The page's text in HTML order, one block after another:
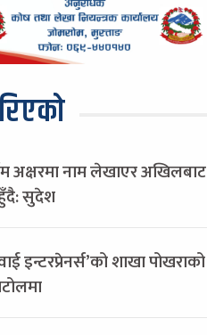
अक्षरमा नाम लेखाएर अखिलबाट
सुदेश
इन्टरप्रेनर्स’को शाखा पोखराको